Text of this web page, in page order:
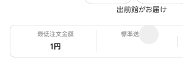
出前館がお届け
最低注文金額
1円
標準送料